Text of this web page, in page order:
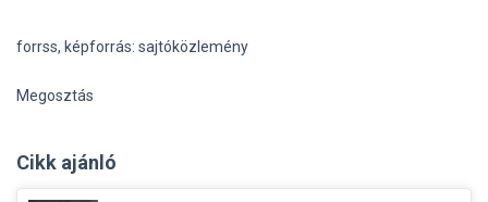
forrss, képforrás: sajtóközlemény
Megosztás
Cikk ajánló